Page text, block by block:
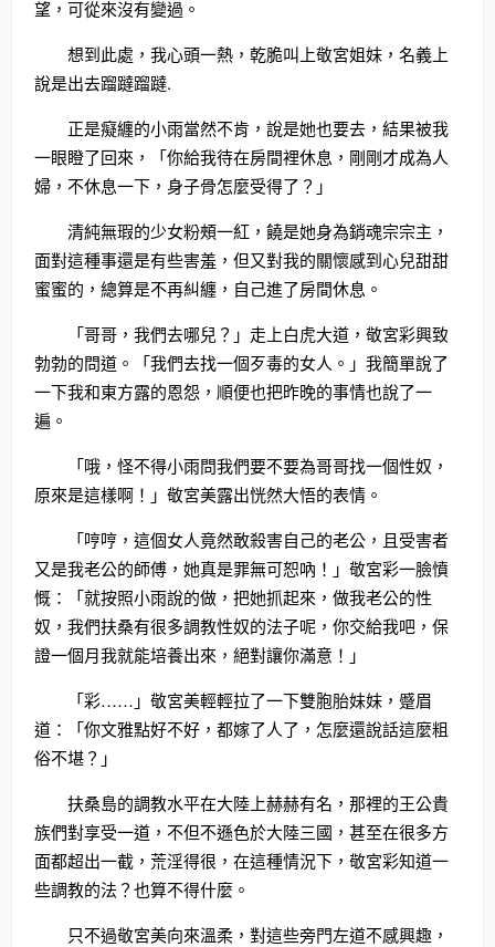
望，可從來沒有變過。
想到此處，我心頭一熱，乾脆叫上敬宮姐妹，名義上
說是出去蹓躂蹓躂.
正是癡纏的小雨當然不肯，說是她也要去，結果被我
一眼瞪了回來，「你給我待在房間裡休息，剛剛才成為人
婦，不休息一下，身子骨怎麼受得了？」
清純無瑕的少女粉頰一紅，饒是她身為銷魂宗宗主，
面對這種事還是有些害羞，但又對我的關懷感到心兒甜甜
蜜蜜的，總算是不再糾纏，自己進了房間休息。
「哥哥，我們去哪兒？」走上白虎大道，敬宮彩興致
勃勃的問道。「我們去找一個歹毒的女人。」我簡單說了
一下我和東方露的恩怨，順便也把昨晚的事情也說了一
遍。
「哦，怪不得小雨問我們要不要為哥哥找一個性奴，
原來是這樣啊！」敬宮美露出恍然大悟的表情。
「哼哼，這個女人竟然敢殺害自己的老公，且受害者
又是我老公的師傅，她真是罪無可恕吶！」敬宮彩一臉憤
慨：「就按照小雨說的做，把她抓起來，做我老公的性
奴，我們扶桑有很多調教性奴的法子呢，你交給我吧，保
證一個月我就能培養出來，絕對讓你滿意！」
「彩……」敬宮美輕輕拉了一下雙胞胎妹妹，蹙眉
道：「你文雅點好不好，都嫁了人了，怎麼還說話這麼粗
俗不堪？」
扶桑島的調教水平在大陸上赫赫有名，那裡的王公貴
族們對享受一道，不但不遜色於大陸三國，甚至在很多方
面都超出一截，荒淫得很，在這種情況下，敬宮彩知道一
些調教的法？也算不得什麼。
只不過敬宮美向來溫柔，對這些旁門左道不感興趣，